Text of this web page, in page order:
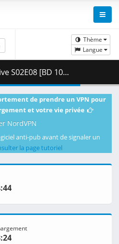
Thème
Langue
[Dual-Audio].mkv.002 ( 442.48 MB )
de prendre un VPN pour
et votre vie privée
NordVPN
anti-pub avant de signaler un
la page tutoriel